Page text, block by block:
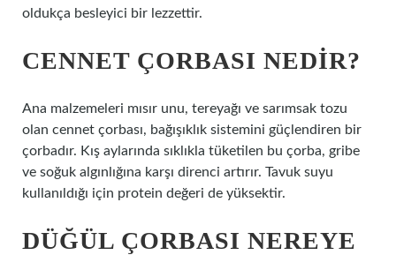
oldukça besleyici bir lezzettir.
CENNET ÇORBASI NEDIR?
Ana malzemeleri mısır unu, tereyağı ve sarımsak tozu
olan cennet çorbası, bağışıklık sistemini güçlendiren bir
çorbadır. Kış aylarında sıklıkla tüketilen bu çorba, gribe
ve soğuk algınlığına karşı direnci artırır. Tavuk suyu
kullanıldığı için protein değeri de yüksektir.
DÜĞÜL ÇORBASI NEREYE